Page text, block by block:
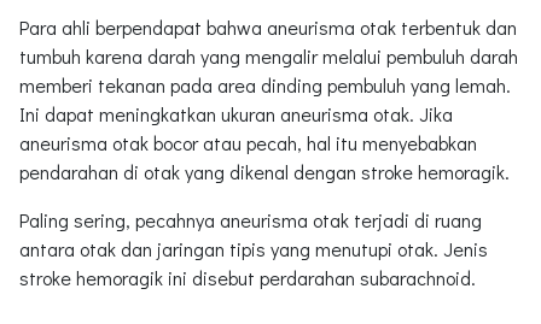
Para ahli berpendapat bahwa aneurisma otak terbentuk dan
tumbuh karena darah yang mengalir melalui pembuluh darah
memberi tekanan pada area dinding pembuluh yang lemah.
Ini dapat meningkatkan ukuran aneurisma otak. Jika
aneurisma otak bocor atau pecah, hal itu menyebabkan
pendarahan di otak yang dikenal dengan stroke hemoragik.
Paling sering, pecahnya aneurisma otak terjadi di ruang
antara otak dan jaringan tipis yang menutupi otak. Jenis
stroke hemoragik ini disebut perdarahan subarachnoid.